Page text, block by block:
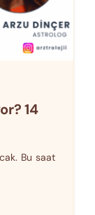
14
Bu saat